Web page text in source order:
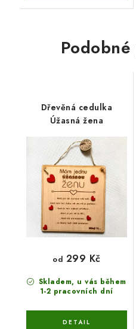
Dřevěná cedulka
Úžasná žena
Skladem, u vás během
1-2 pracovních dní
od 299 Kč